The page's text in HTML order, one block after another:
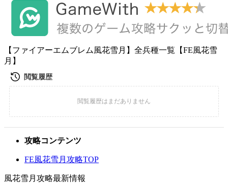
【ファイアーエムブレム風花雪月】全兵種一覧【FE風花雪
月】
攻略コンテンツ
FE風花雪月攻略TOP
風花雪月攻略最新情報